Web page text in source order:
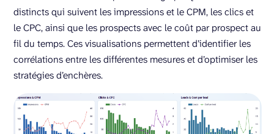
distincts qui suivent les impressions et le CPM, les clics et
le CPC, ainsi que les prospects avec le coût par prospect au
fil du temps. Ces visualisations permettent d’identifier les
corrélations entre les différentes mesures et d’optimiser les
stratégies d’enchères.